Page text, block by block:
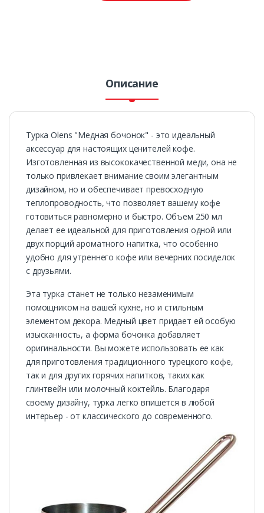
Описание
Турка Olens "Медная бочонок" - это идеальный
аксессуар для настоящих ценителей кофе.
Изготовленная из высококачественной меди, она не
только привлекает внимание своим элегантным
дизайном, но и обеспечивает превосходную
теплопроводность, что позволяет вашему кофе
готовиться равномерно и быстро. Объем 250 мл
делает ее идеальной для приготовления одной или
двух порций ароматного напитка, что особенно
удобно для утреннего кофе или вечерних посиделок
с друзьями.
Эта турка станет не только незаменимым
помощником на вашей кухне, но и стильным
элементом декора. Медный цвет придает ей особую
изысканность, а форма бочонка добавляет
оригинальности. Вы можете использовать ее как
для приготовления традиционного турецкого кофе,
так и для других горячих напитков, таких как
глинтвейн или молочный коктейль. Благодаря
своему дизайну, турка легко впишется в любой
интерьер - от классического до современного.